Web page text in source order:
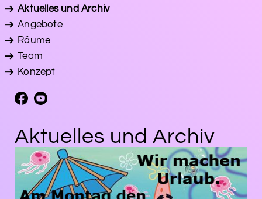
Aktuelles und Archiv
Angebote
Räume
Team
Konzept
Aktuelles und Archiv